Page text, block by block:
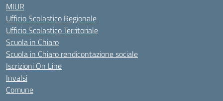
MIUR
Ufficio Scolastico Regionale
Ufficio Scolastico Territoriale
Scuola in Chiaro
Scuola in Chiaro rendicontazione sociale
Iscrizioni On Line
Invalsi
Comune